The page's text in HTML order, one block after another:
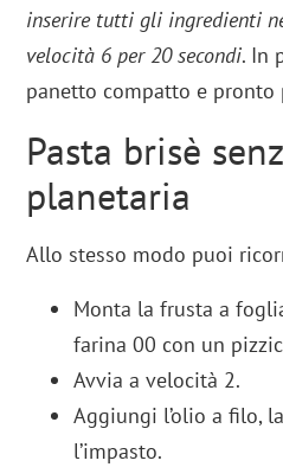
inserire tutti gli ingredienti
velocità 6 per 20 secondi. In
panetto compatto e pronto
Pasta brisè
planetaria
Allo stesso modo puoi
Monta la frusta a
farina 00 con un
Avvia a velocità 2.
Aggiungi l’olio a filo,
l’impasto.